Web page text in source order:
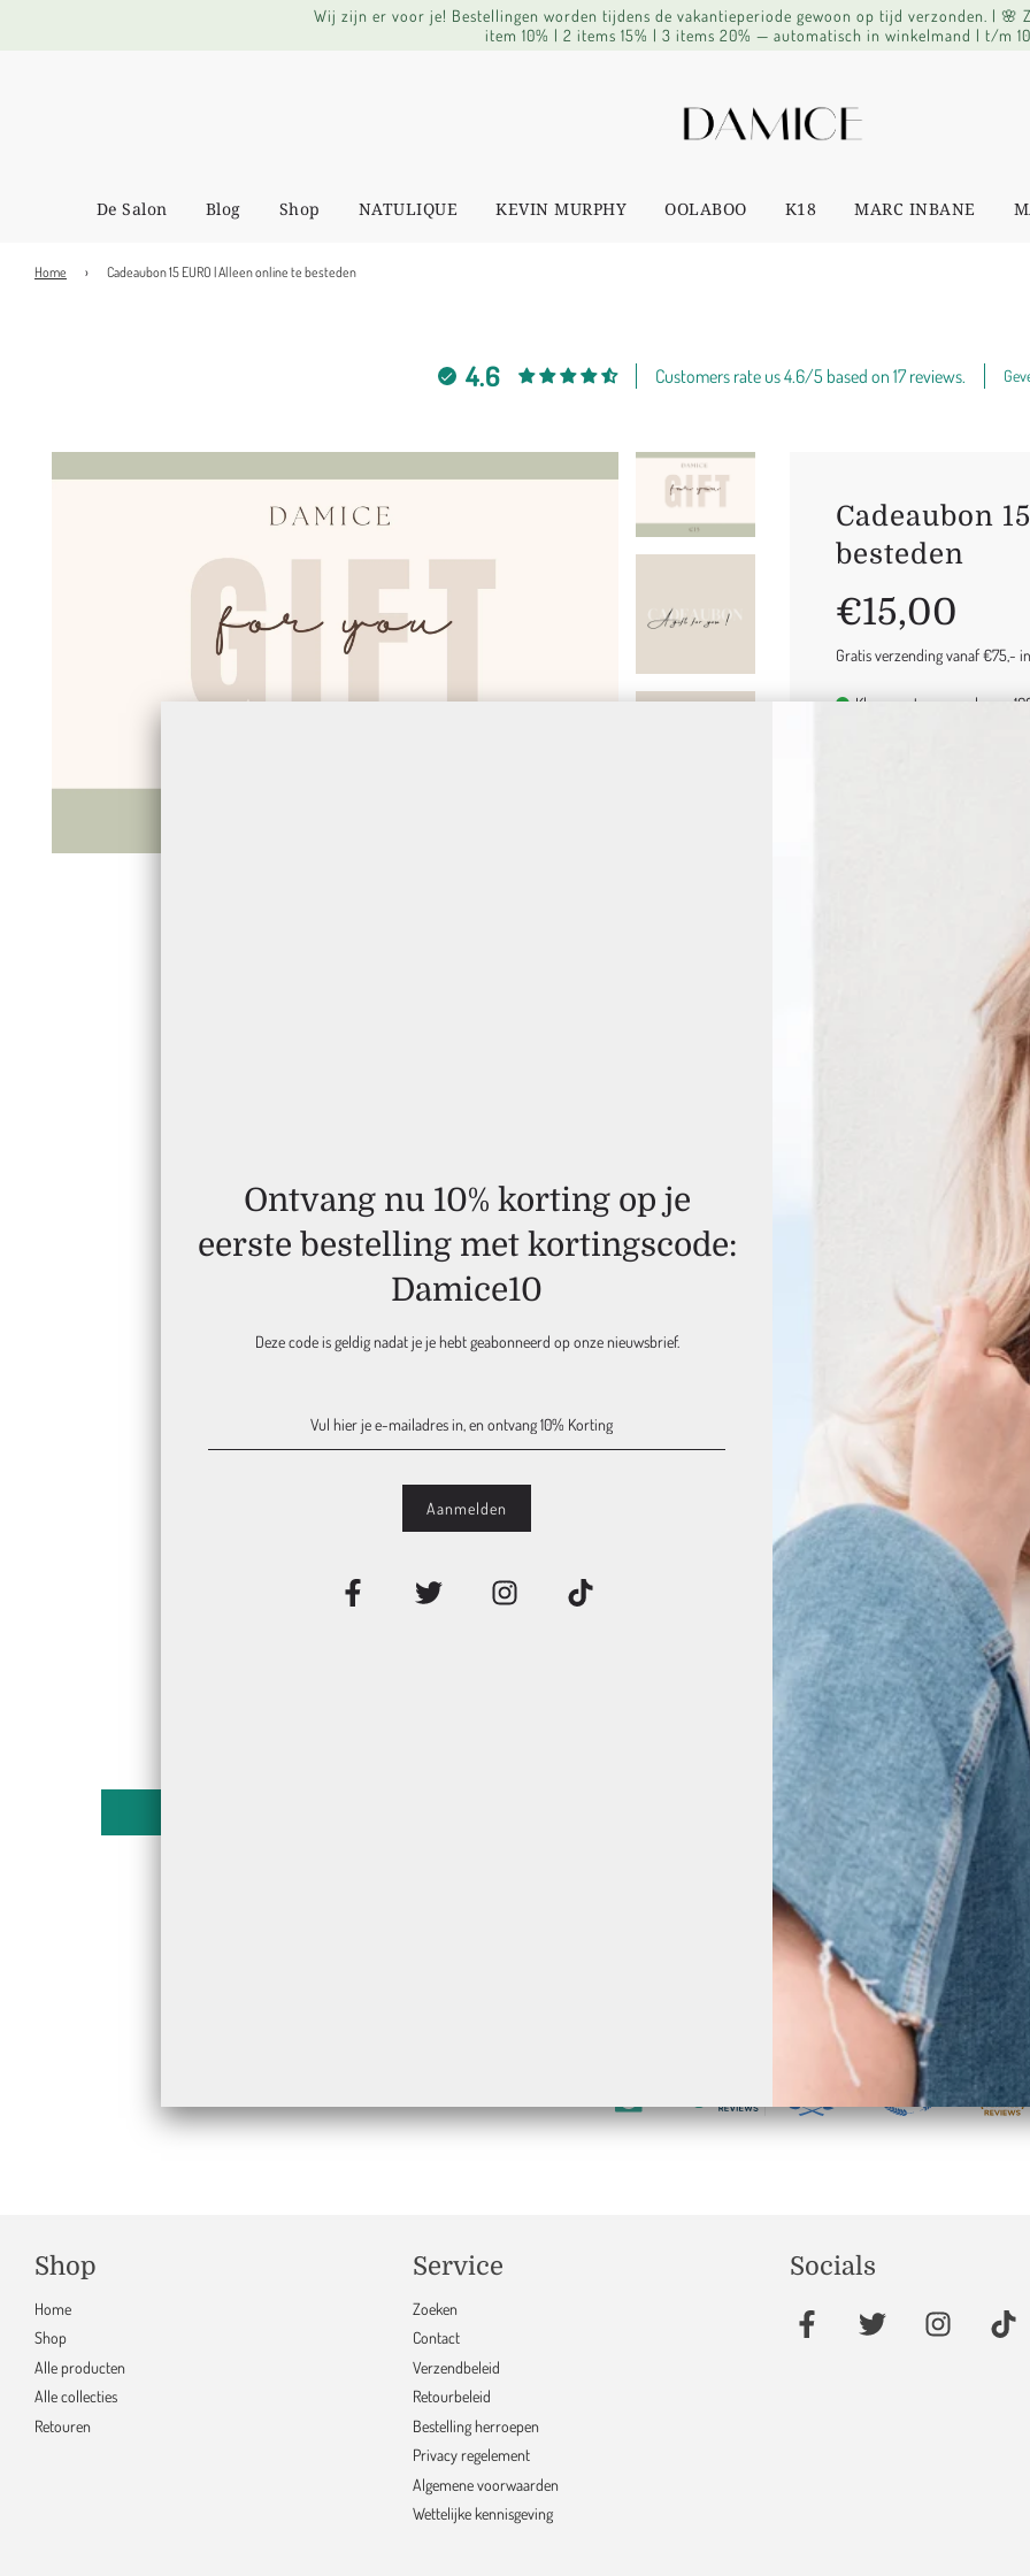
Wij zijn er voor je! Bestellingen worden tijdens de vakantieperiode gewoon op tijd verzonden. | 🌸
item 10% | 2 items 15% | 3 items 20% — automatisch in winkelmand | t/m
De Salon Blog Shop NATULIQUE KEVIN MURPHY OOLABOO K18 MARC INBANE
Home › Cadeaubon 15 EURO | Alleen online te besteden
4.6 Customers rate us 4.6/5 based on 17 reviews.
Cadeaubon
besteden
Uitverkoop
prijs
Normale
prijs
€15,00
Gratis verzending vanaf €75,- in
Klaar om te verzenden
Gratis & Snelle
Verzending
Ook voor alle NATULIQUE
producten, vanaf 75 euro
binnen 15 dagen
Bij ons geldt een 'niet
geld terug' retourbeleid
Verzendkosten NL & EU
Klantbeoordelingen
Wees de eerste om een beoordeling te schrijven
Schrijf een beoordeling
17
Shop
Home
Shop
Alle producten
Alle collecties
Retouren
Service
Zoeken
Contact
Verzendbeleid
Retourbeleid
Bestelling herroepen
Privacy regelement
Algemene voorwaarden
Wettelijke kennisgeving
Socials
Ontvang nu 10% korting op je
eerste bestelling met kortingscode:
Damice10
Deze code is geldig nadat je je hebt geabonneerd op onze nieuwsbrief.